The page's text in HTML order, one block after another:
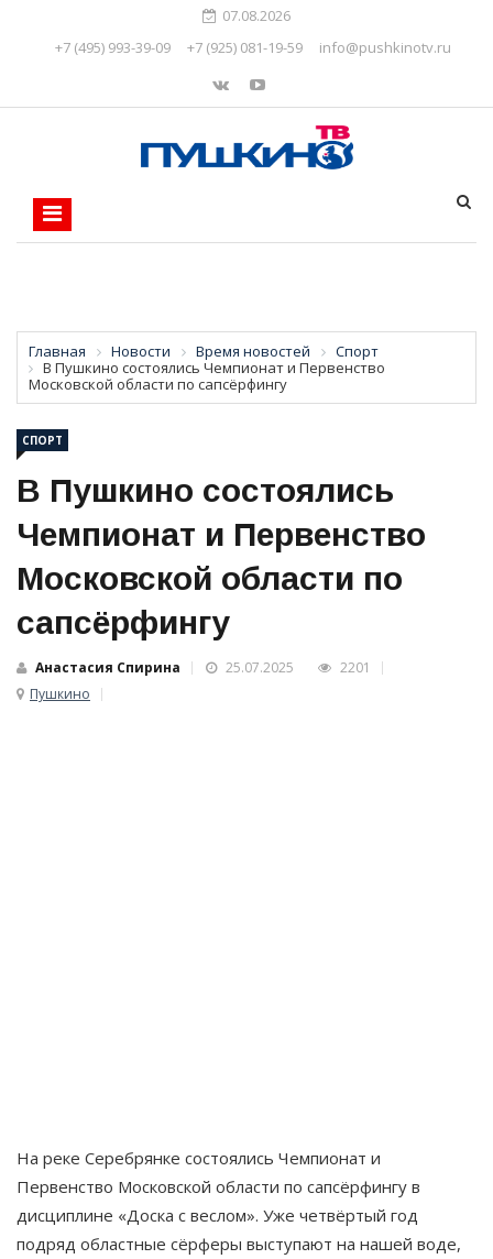
07.08.2026
+7 (495) 993-39-09
+7 (925) 081-19-59 info@pushkinotv.ru
Главная Новости Время новостей
Спорт
В Пушкино состоялись Чемпионат и Первенство
Московской области по сапсёрфингу
СПОРТ
В Пушкино состоялись
Чемпионат и Первенство
Московской области по
сапсёрфингу
Анастасия Спирина 25.07.2025
2201
Пушкино
На реке Серебрянке состоялись Чемпионат и
Первенство Московской области по сапсёрфингу в
дисциплине «Доска с веслом». Уже четвёртый год
подряд областные сёрферы выступают на нашей воде,